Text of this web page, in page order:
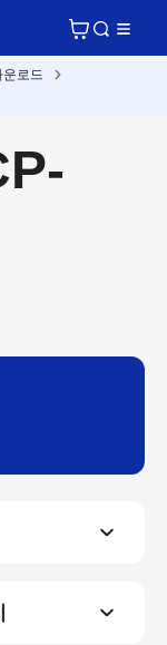
운로드